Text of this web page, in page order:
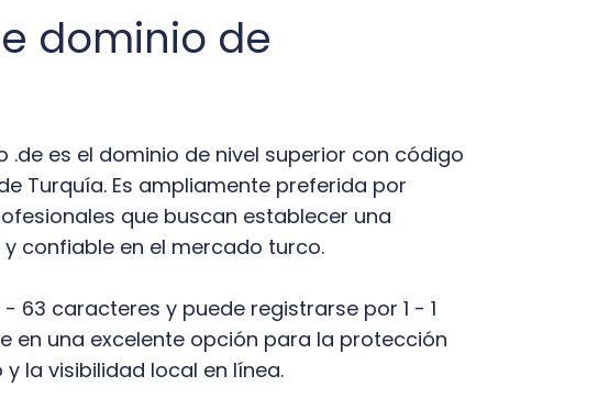
dominio de
.de es el dominio de nivel superior con código
Turquía. Es ampliamente preferida por
que buscan establecer una
confiable en el mercado turco.
- 63 caracteres y puede registrarse por 1 - 1
en una excelente opción para la protección
la visibilidad local en línea.